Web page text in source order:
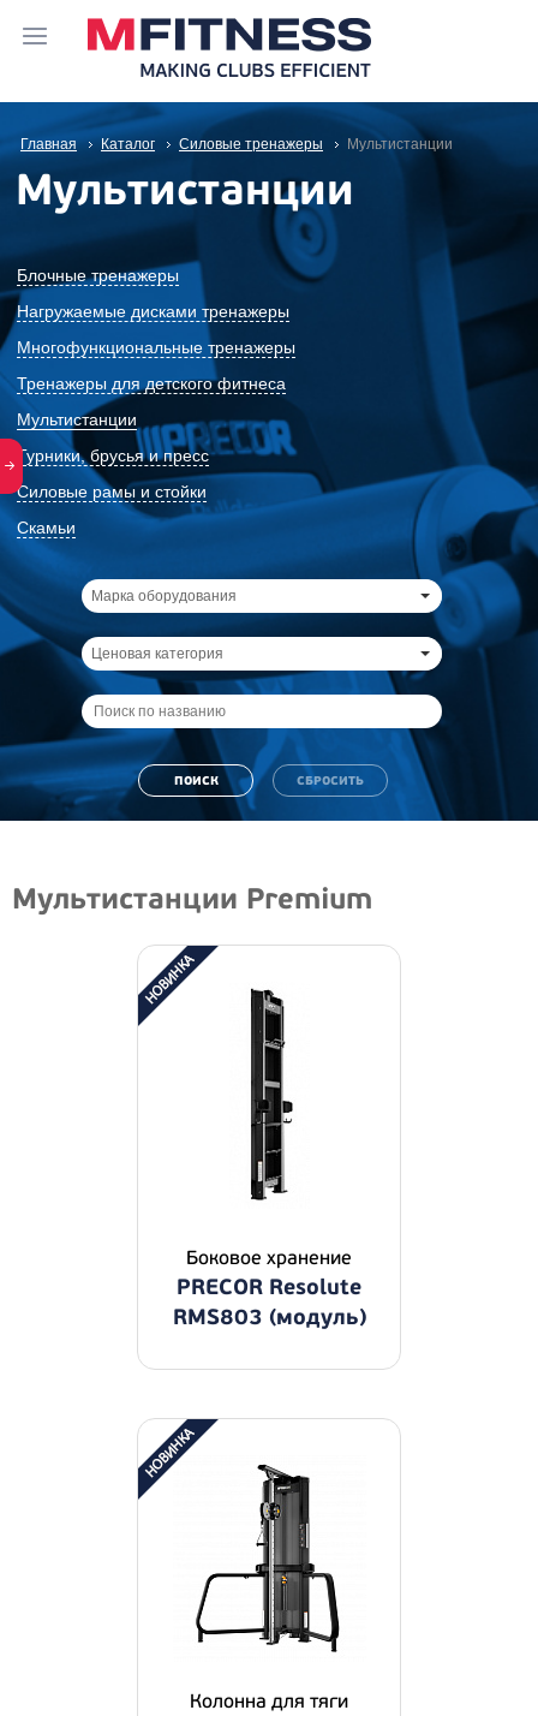
Главная Каталог Силовые тренажеры Мультистанции
Мультистанции
Блочные тренажеры
Нагружаемые дисками тренажеры
Многофункциональные тренажеры
Тренажеры для детского фитнеса
Мультистанции
Турники, брусья и пресс
Силовые рамы и стойки
Скамьи
Марка оборудования
Ценовая категория
Мультистанции Premium
Боковое хранение
PRECOR Resolute
RMS803 (модуль)
Колонна для тяги